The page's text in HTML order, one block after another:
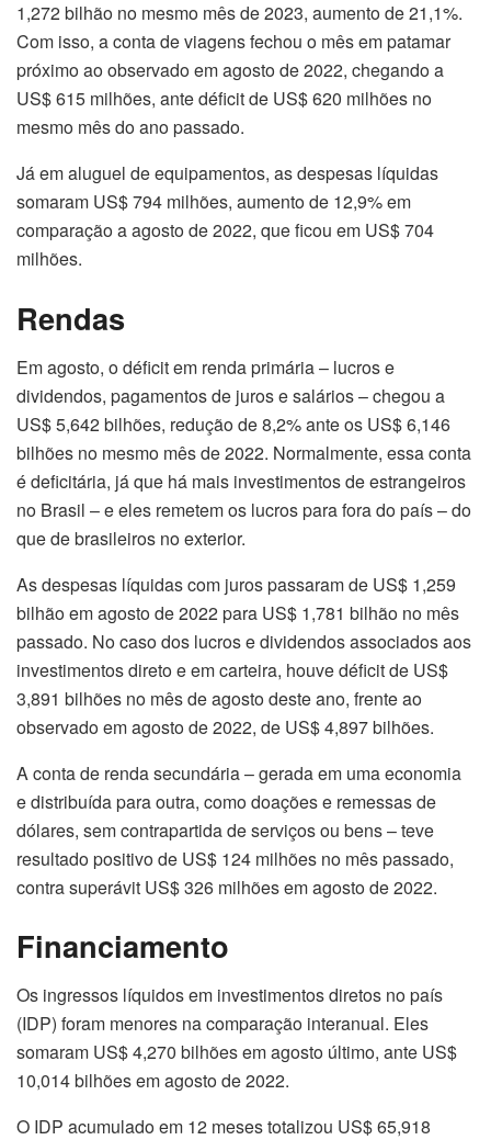
1,272 bilhão no mesmo mês de 2023, aumento de 21,1%.
Com isso, a conta de viagens fechou o mês em patamar
próximo ao observado em agosto de 2022, chegando a
US$ 615 milhões, ante déficit de US$ 620 milhões no
mesmo mês do ano passado.
Já em aluguel de equipamentos, as despesas líquidas
somaram US$ 794 milhões, aumento de 12,9% em
comparação a agosto de 2022, que ficou em US$ 704
milhões.
Rendas
Em agosto, o déficit em renda primária – lucros e
dividendos, pagamentos de juros e salários – chegou a
US$ 5,642 bilhões, redução de 8,2% ante os US$ 6,146
bilhões no mesmo mês de 2022. Normalmente, essa conta
é deficitária, já que há mais investimentos de estrangeiros
no Brasil – e eles remetem os lucros para fora do país – do
que de brasileiros no exterior.
As despesas líquidas com juros passaram de US$ 1,259
bilhão em agosto de 2022 para US$ 1,781 bilhão no mês
passado. No caso dos lucros e dividendos associados aos
investimentos direto e em carteira, houve déficit de US$
3,891 bilhões no mês de agosto deste ano, frente ao
observado em agosto de 2022, de US$ 4,897 bilhões.
A conta de renda secundária – gerada em uma economia
e distribuída para outra, como doações e remessas de
dólares, sem contrapartida de serviços ou bens – teve
resultado positivo de US$ 124 milhões no mês passado,
contra superávit US$ 326 milhões em agosto de 2022.
Financiamento
Os ingressos líquidos em investimentos diretos no país
(IDP) foram menores na comparação interanual. Eles
somaram US$ 4,270 bilhões em agosto último, ante US$
10,014 bilhões em agosto de 2022.
O IDP acumulado em 12 meses totalizou US$ 65,918